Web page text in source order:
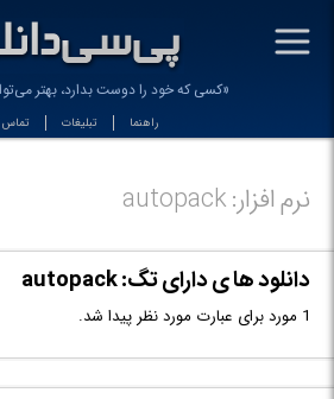
-
«کسی که خود را دوست بدارد، بهتر
راهنما تبلیغات تماس
نرم افزار: autopack
دانلود ها ی دارای تگ: autopack
1 مورد برای عبارت مورد نظر پیدا شد.